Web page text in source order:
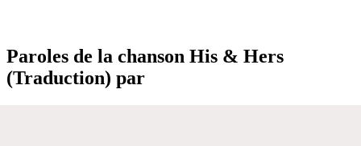
Paroles de la chanson His & Hers
(Traduction) par